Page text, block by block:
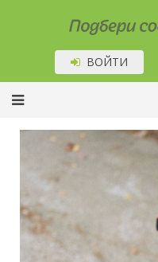
Подбери собаку!
ВОЙТИ